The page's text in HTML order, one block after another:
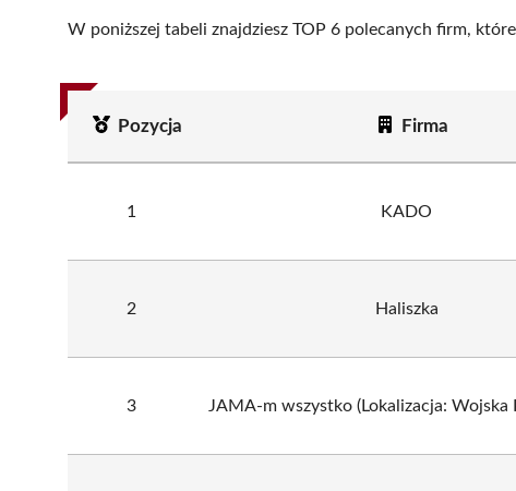
W poniższej tabeli znajdziesz TOP 6 polecanych firm,
Pozycja Firma
1 KADO
2 Haliszka
3 JAMA-m wszystko (Lokalizacja: Wojska